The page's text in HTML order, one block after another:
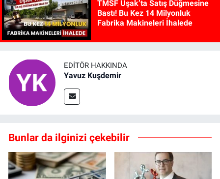
TMSF Uşak’ta Satış Düğmesine
Bastı! Bu Kez 14 Milyonluk
Fabrika Makineleri İhalede
EDITÖR HAKKINDA
Yavuz Kuşdemir
Bunlar da ilginizi çekebilir